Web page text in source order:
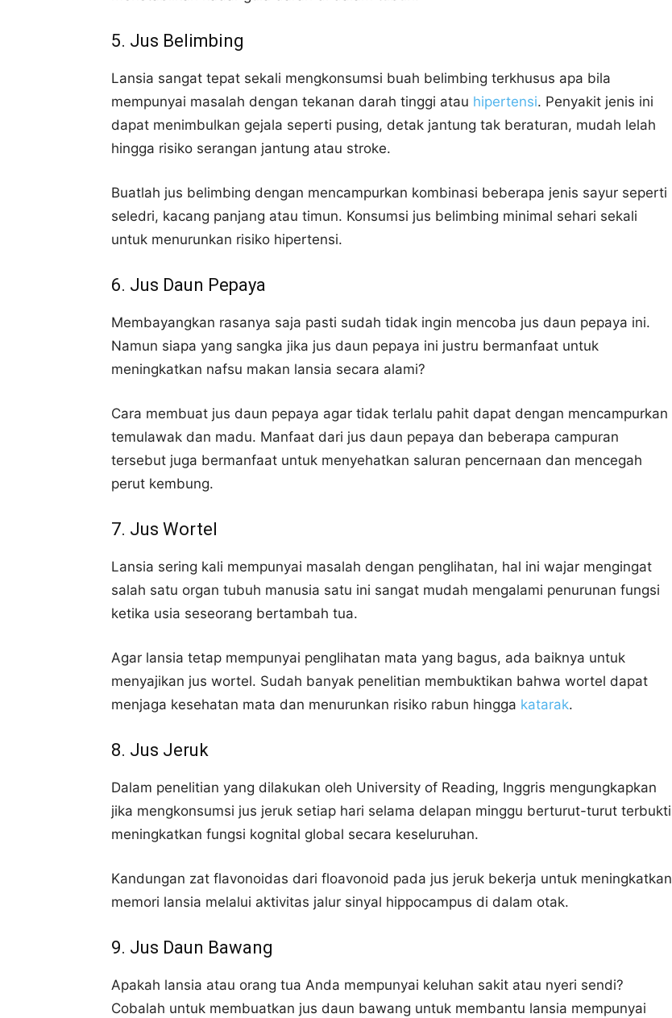
5. Jus Belimbing
Lansia sangat tepat sekali mengkonsumsi buah belimbing terkhusus apa bila
mempunyai masalah dengan tekanan darah tinggi atau hipertensi. Penyakit jenis ini
dapat menimbulkan gejala seperti pusing, detak jantung tak beraturan, mudah lelah
hingga risiko serangan jantung atau stroke.
Buatlah jus belimbing dengan mencampurkan kombinasi beberapa jenis sayur seperti
seledri, kacang panjang atau timun. Konsumsi jus belimbing minimal sehari sekali
untuk menurunkan risiko hipertensi.
6. Jus Daun Pepaya
Membayangkan rasanya saja pasti sudah tidak ingin mencoba jus daun pepaya ini.
Namun siapa yang sangka jika jus daun pepaya ini justru bermanfaat untuk
meningkatkan nafsu makan lansia secara alami?
Cara membuat jus daun pepaya agar tidak terlalu pahit dapat dengan mencampurkan
temulawak dan madu. Manfaat dari jus daun pepaya dan beberapa campuran
tersebut juga bermanfaat untuk menyehatkan saluran pencernaan dan mencegah
perut kembung.
7. Jus Wortel
Lansia sering kali mempunyai masalah dengan penglihatan, hal ini wajar mengingat
salah satu organ tubuh manusia satu ini sangat mudah mengalami penurunan fungsi
ketika usia seseorang bertambah tua.
Agar lansia tetap mempunyai penglihatan mata yang bagus, ada baiknya untuk
menyajikan jus wortel. Sudah banyak penelitian membuktikan bahwa wortel dapat
menjaga kesehatan mata dan menurunkan risiko rabun hingga katarak.
8. Jus Jeruk
Dalam penelitian yang dilakukan oleh University of Reading, Inggris mengungkapkan
jika mengkonsumsi jus jeruk setiap hari selama delapan minggu berturut-turut terbukti
meningkatkan fungsi kognital global secara keseluruhan.
Kandungan zat flavonoidas dari floavonoid pada jus jeruk bekerja untuk meningkatkan
memori lansia melalui aktivitas jalur sinyal hippocampus di dalam otak.
9. Jus Daun Bawang
Apakah lansia atau orang tua Anda mempunyai keluhan sakit atau nyeri sendi?
Cobalah untuk membuatkan jus daun bawang untuk membantu lansia mempunyai